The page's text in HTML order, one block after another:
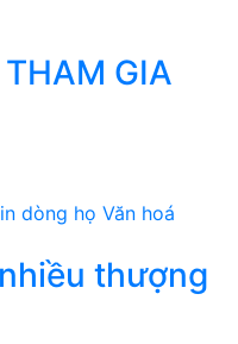
GIA
dòng họ Văn hoá
thượng